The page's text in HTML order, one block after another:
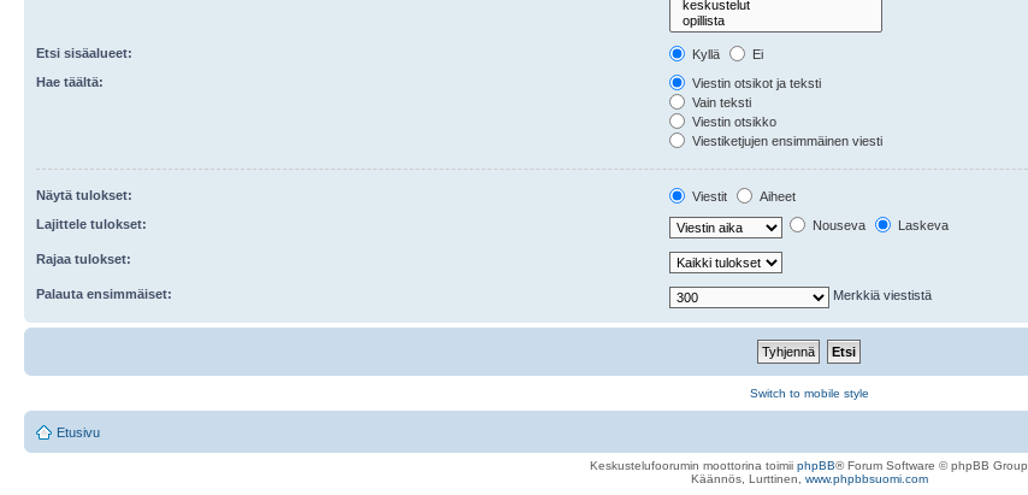
Etsi sisäalueet: Kyllä
Ei
Hae täältä:
Viestin otsikot ja teksti
Vain teksti
Viestin otsikko
Viestiketjujen ensimmäinen viesti
Näytä tulokset: Viestit
Aiheet
Lajittele tulokset:
Nouseva Laskeva
Rajaa tulokset:
Palauta ensimmäiset: Merkkiä viestistä
Switch to mobile style
Etusivu
Keskustelufoorumin moottorina toimii phpBB® Forum Software © phpBB Group
Käännös, Lurttinen, www.phpbbsuomi.com